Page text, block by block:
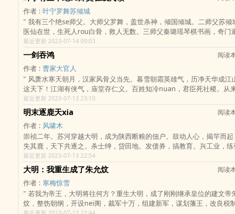
礼，曾言丞相去了合fei，也得送去烧窑搬砖，应发兵讨之。 曹cao：时机未
到。刘勋：闻桥蕤二女有国se，可惜困在那合fei...曹cao：即刻点兵。 周
瑜：龙骧好sejian佞，主公不可信其谗言。孙权：你在教我zuo事？诸
亮：那龙骧表面jian佞，却敢在惊涛骇浪中行船，真不是等闲之辈，将
匡扶汉室，此人可善加利用之。 刘备：先生不知，他就是备的人。诸葛
亮：？？？
作者 : 叶宁罗舞苏倾城
" 我有三个绝se师父。大师父罗舞，盖世杀神，倾国倾城。二师父苏倾城，
医仙在世，生死人rou白骨，救人无数。三师父秦璐瑶琴棋书画，奇门
甲，天下无双。"
最近更新 2023-07-14 09:03
一剑吞鸿 阅读
作者 : 曹家大官人
" 风萧水寒天朝月，汉家风骨义当先。暮雪朝霜英雄气，历净天华成江山。
这天下！江湖有侠气，庙堂存仁义。百姓知冷nuan，君臣死社稷。从
最近更新 2023-07-13 23:10
明末逐鹿天xia 阅读
作者 : 风啸木
崇祯二年。苏河穿越大明，成为陕西断粮的佃户。鼓动人心，揭竿而起
失其鹿，天下共逐之。杀士绅，贷田地。发债券，搞教育。兴工业，练
兵。推翻明朝，剿灭鞑虏。ibookbao.com
最近更新 2023-07-13 22:54
大明：我重生成了朱允炆 阅读
作者 : 寒梅惊雪
" 若我为帝王，大明将往何方？重生大明，成了刚刚继承皇位的建文帝朱允
炆，整饬朝纲，开设nei阁，裁军十万，组建新军，谋划藩王，改良税